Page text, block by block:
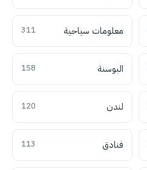
معلومات سياحية 311
البوسنة 158
لندن 120
فنادق 113